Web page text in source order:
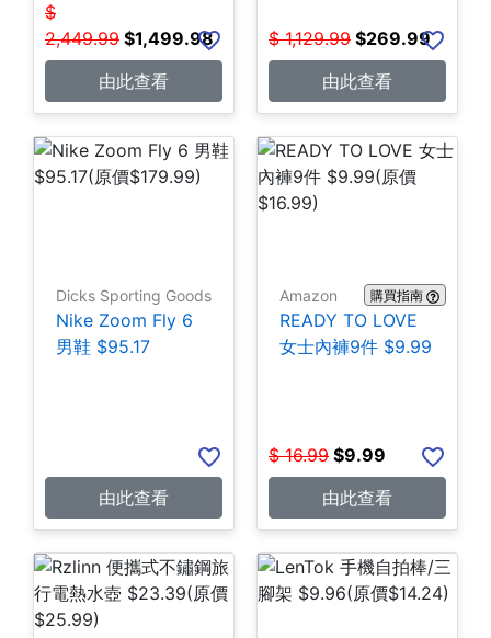
$
2,449.99 $1,499.98
由此查看
$ 1,129.99 $269.99
由此查看
Dicks Sporting Goods
Nike Zoom Fly 6
男鞋 $95.17
由此查看
Amazon 購買指南
READY TO LOVE
女士內褲9件 $9.99
$ 16.99 $9.99
由此查看